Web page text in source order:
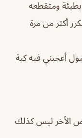
ومتقطعه
أكثر من مرة
أعجبني فيه كبة
الأخر ليس كذلك